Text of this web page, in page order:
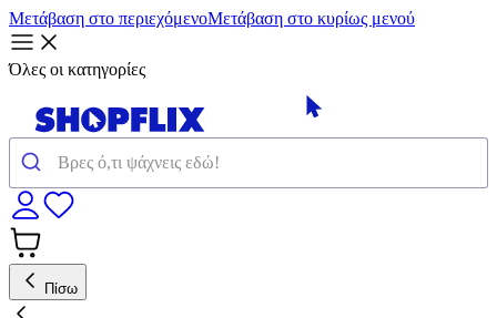
Μετάβαση στο περιεχόμενοΜετάβαση στο κυρίως μενού
Όλες οι κατηγορίες
Πίσω